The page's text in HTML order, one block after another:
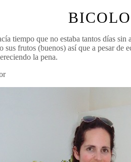
tiempo que no estaba tantos días sin
sus frutos (buenos) así que a pesar de
la pena.